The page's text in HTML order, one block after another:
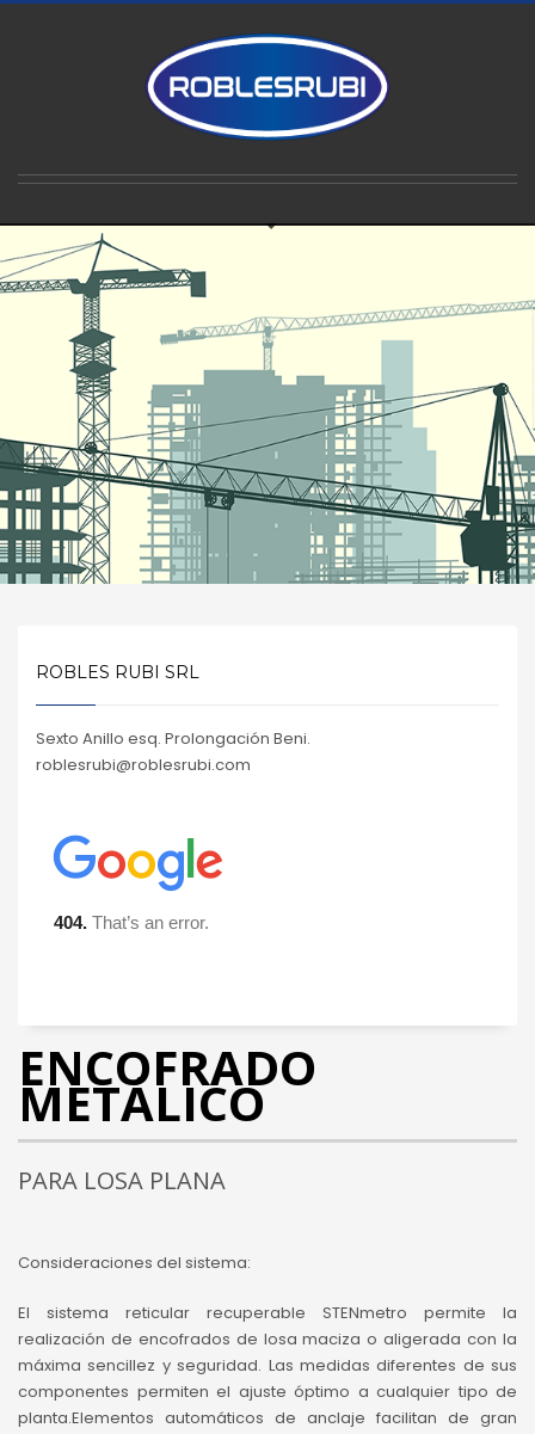
ROBLES RUBI SRL
Sexto Anillo esq. Prolongación Beni.
roblesrubi@roblesrubi.com
ENCOFRADO
METÁLICO
PARA LOSA PLANA
Consideraciones del sistema:
El sistema reticular recuperable STENmetro permite la
realización de encofrados de losa maciza o aligerada con la
máxima sencillez y seguridad. Las medidas diferentes de sus
componentes permiten el ajuste óptimo a cualquier tipo de
planta.Elementos automáticos de anclaje facilitan de gran